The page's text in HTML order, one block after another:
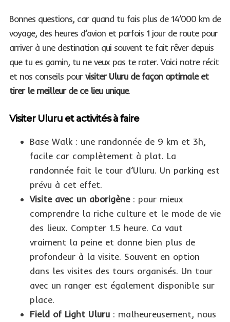
Bonnes questions, car quand tu fais plus de 14’000 km de
voyage, des heures d’avion et parfois 1 jour de route pour
arriver à une destination qui souvent te fait rêver depuis
que tu es gamin, tu ne veux pas te rater. Voici notre récit
et nos conseils pourvisiter Uluru de façon optimale et
tirer le meilleur de ce lieu unique.
Visiter Uluru et activités à faire
Base Walk : une randonnée de 9 km et 3h,
facile car complètement à plat. La
randonnée fait le tour d’Uluru. Un parking est
prévu à cet effet.
Visite avec un aborigène: pour mieux
comprendre la riche culture et le mode de vie
des lieux. Compter 1.5 heure. Ca vaut
vraiment la peine et donne bien plus de
profondeur à la visite. Souvent en option
dans les visites des tours organisés. Un tour
avec un ranger est également disponible sur
place.
Field of Light Uluru: malheureusement, nous